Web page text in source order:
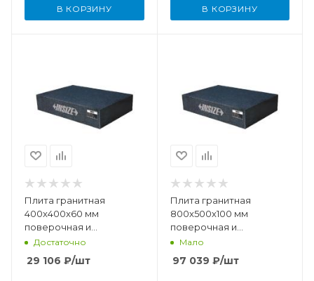
В КОРЗИНУ В КОРЗИНУ
Плита гранитная
400x400x60 мм
поверочная и
разметочная DIN876
(класс точности 0)
Достаточно
29 106 ₽/шт
Плита гранитная
800х500х100 мм
поверочная и
разметочная DIN876
(класс точности 00)
Мало
97 039 ₽/шт